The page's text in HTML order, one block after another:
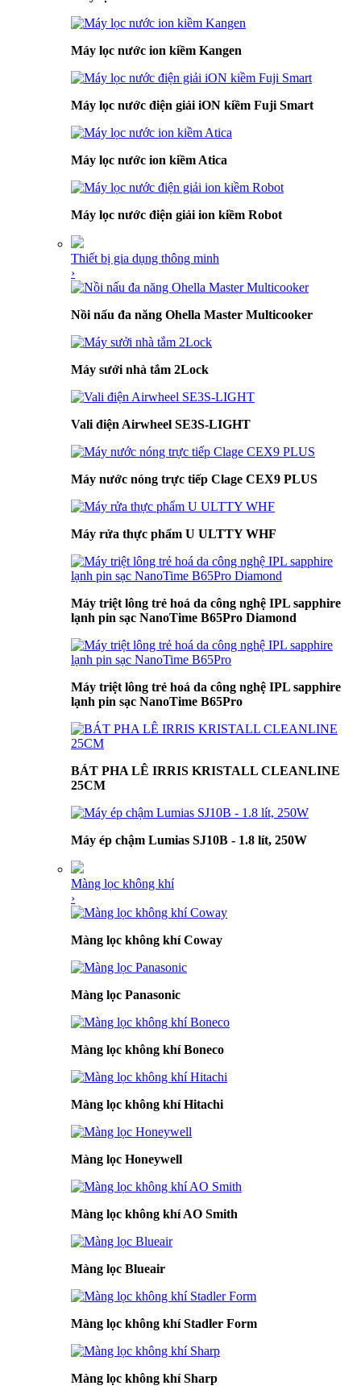
Máy lọc nước ion kiềm Kangen
Máy lọc nước điện giải iON kiềm Fuji Smart
Máy lọc nước ion kiềm Atica
Máy lọc nước điện giải ion kiềm Robot
Thiết bị gia dụng thông minh
›
Nồi nấu đa năng Ohella Master Multicooker
Máy sưởi nhà tắm 2Lock
Vali điện Airwheel SE3S-LIGHT
Máy nước nóng trực tiếp Clage CEX9 PLUS
Máy rửa thực phẩm U ULTTY WHF
Máy triệt lông trẻ hoá da công nghệ IPL sapphire
lạnh pin sạc NanoTime B65Pro Diamond
Máy triệt lông trẻ hoá da công nghệ IPL sapphire
lạnh pin sạc NanoTime B65Pro
BÁT PHA LÊ IRRIS KRISTALL CLEANLINE
25CM
Máy ép chậm Lumias SJ10B - 1.8 lít, 250W
Màng lọc không khí
›
Màng lọc không khí Coway
Màng lọc Panasonic
Màng lọc không khí Boneco
Màng lọc không khí Hitachi
Màng lọc Honeywell
Màng lọc không khí AO Smith
Màng lọc Blueair
Màng lọc không khí Stadler Form
Màng lọc không khí Sharp